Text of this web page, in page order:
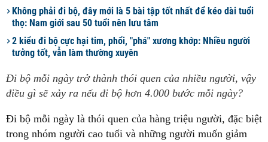
Không phải đi bộ, đây mới là 5 bài tập tốt nhất để kéo dài tuổi
thọ: Nam giới sau 50 tuổi nên lưu tâm
2 kiểu đi bộ cực hại tim, phổi, "phá" xương khớp: Nhiều người
tưởng tốt, vẫn làm thường xuyên
Đi bộ mỗi ngày trở thành thói quen của nhiều người, vậy
điều gì sẽ xảy ra nếu đi bộ hơn 4.000 bước mỗi ngày?
Đi bộ mỗi ngày là thói quen của hàng triệu người, đặc biệt
trong nhóm người cao tuổi và những người muốn giảm